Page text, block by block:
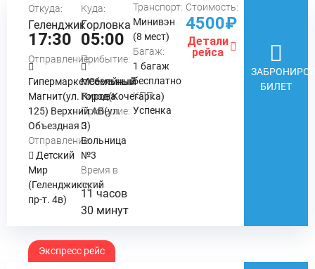
Откуда:
Геленджик
17:30
Отправление:
ГипермаркетСемейный
Магнит(ул. Кирова
125) Верхний АВ(ул.
Объездная 3)
Отправление:
Детский
Мир
(Геленджикский
пр-т. 4в)
Куда:
Горловка
05:00
Прибытие:
Мебельный
Город(Кочегарка)
Прибытие:
Больница
№3
Время в
пути:
11 часов
30 минут
Транспорт:
Минивэн
(8 мест)
Багаж:
1 багаж
бесплатно
КПП:
Успенка
Стоимость:
4500₽
Детали
рейса
БИЛЕТ
Экспресс рейс